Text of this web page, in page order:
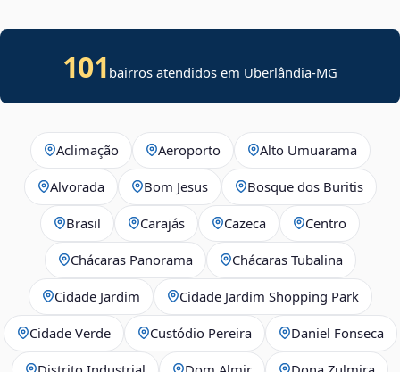
101 bairros atendidos em Uberlândia-MG
Aclimação Aeroporto Alto Umuarama
Alvorada Bom Jesus Bosque dos Buritis
Brasil Carajás Cazeca Centro
Chácaras Panorama Chácaras Tubalina
Cidade Jardim Cidade Jardim Shopping Park
Cidade Verde Custódio Pereira Daniel Fonseca